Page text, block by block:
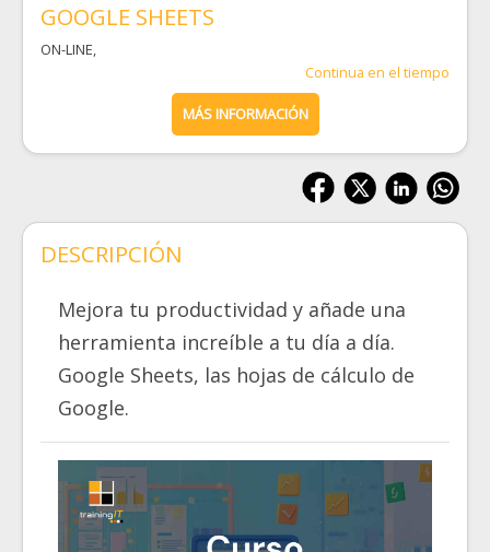
GOOGLE SHEETS
ON-LINE,
Continua en el tiempo
MÁS INFORMACIÓN
DESCRIPCIÓN
Mejora tu productividad y añade una
herramienta increíble a tu día a día.
Google Sheets, las hojas de cálculo de
Google.